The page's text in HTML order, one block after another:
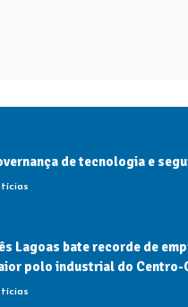
de tecnologia e
Lagoas bate recorde de
polo industrial do Centro-